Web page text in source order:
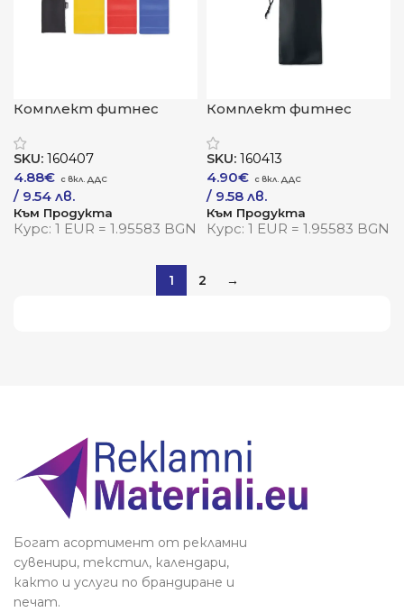
Комплект фитнес
SKU: 160407
4.88€
/ 9.54 лв.
Към Продукта
Курс: 1 EUR = 1.95583 BGN
Комплект фитнес
SKU: 160413
4.90€
/ 9.58 лв.
Към Продукта
Курс: 1 EUR = 1.95583 BGN
1 2 →
Богат асортимент от рекламни
сувенири, текстил, календари,
както и услуги по брандиране и
печат.